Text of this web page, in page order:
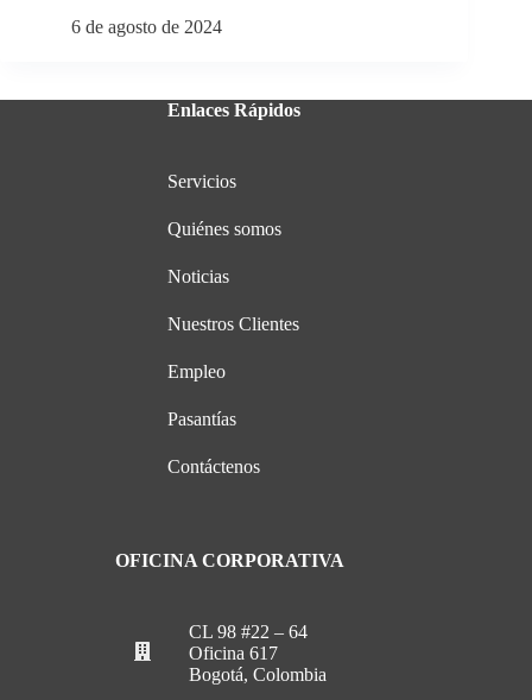
6 de agosto de 2024
Enlaces Rápidos
Servicios
Quiénes somos
Noticias
Nuestros Clientes
Empleo
Pasantías
Contáctenos
OFICINA CORPORATIVA
CL 98 #22 – 64
Oficina 617
Bogotá, Colombia